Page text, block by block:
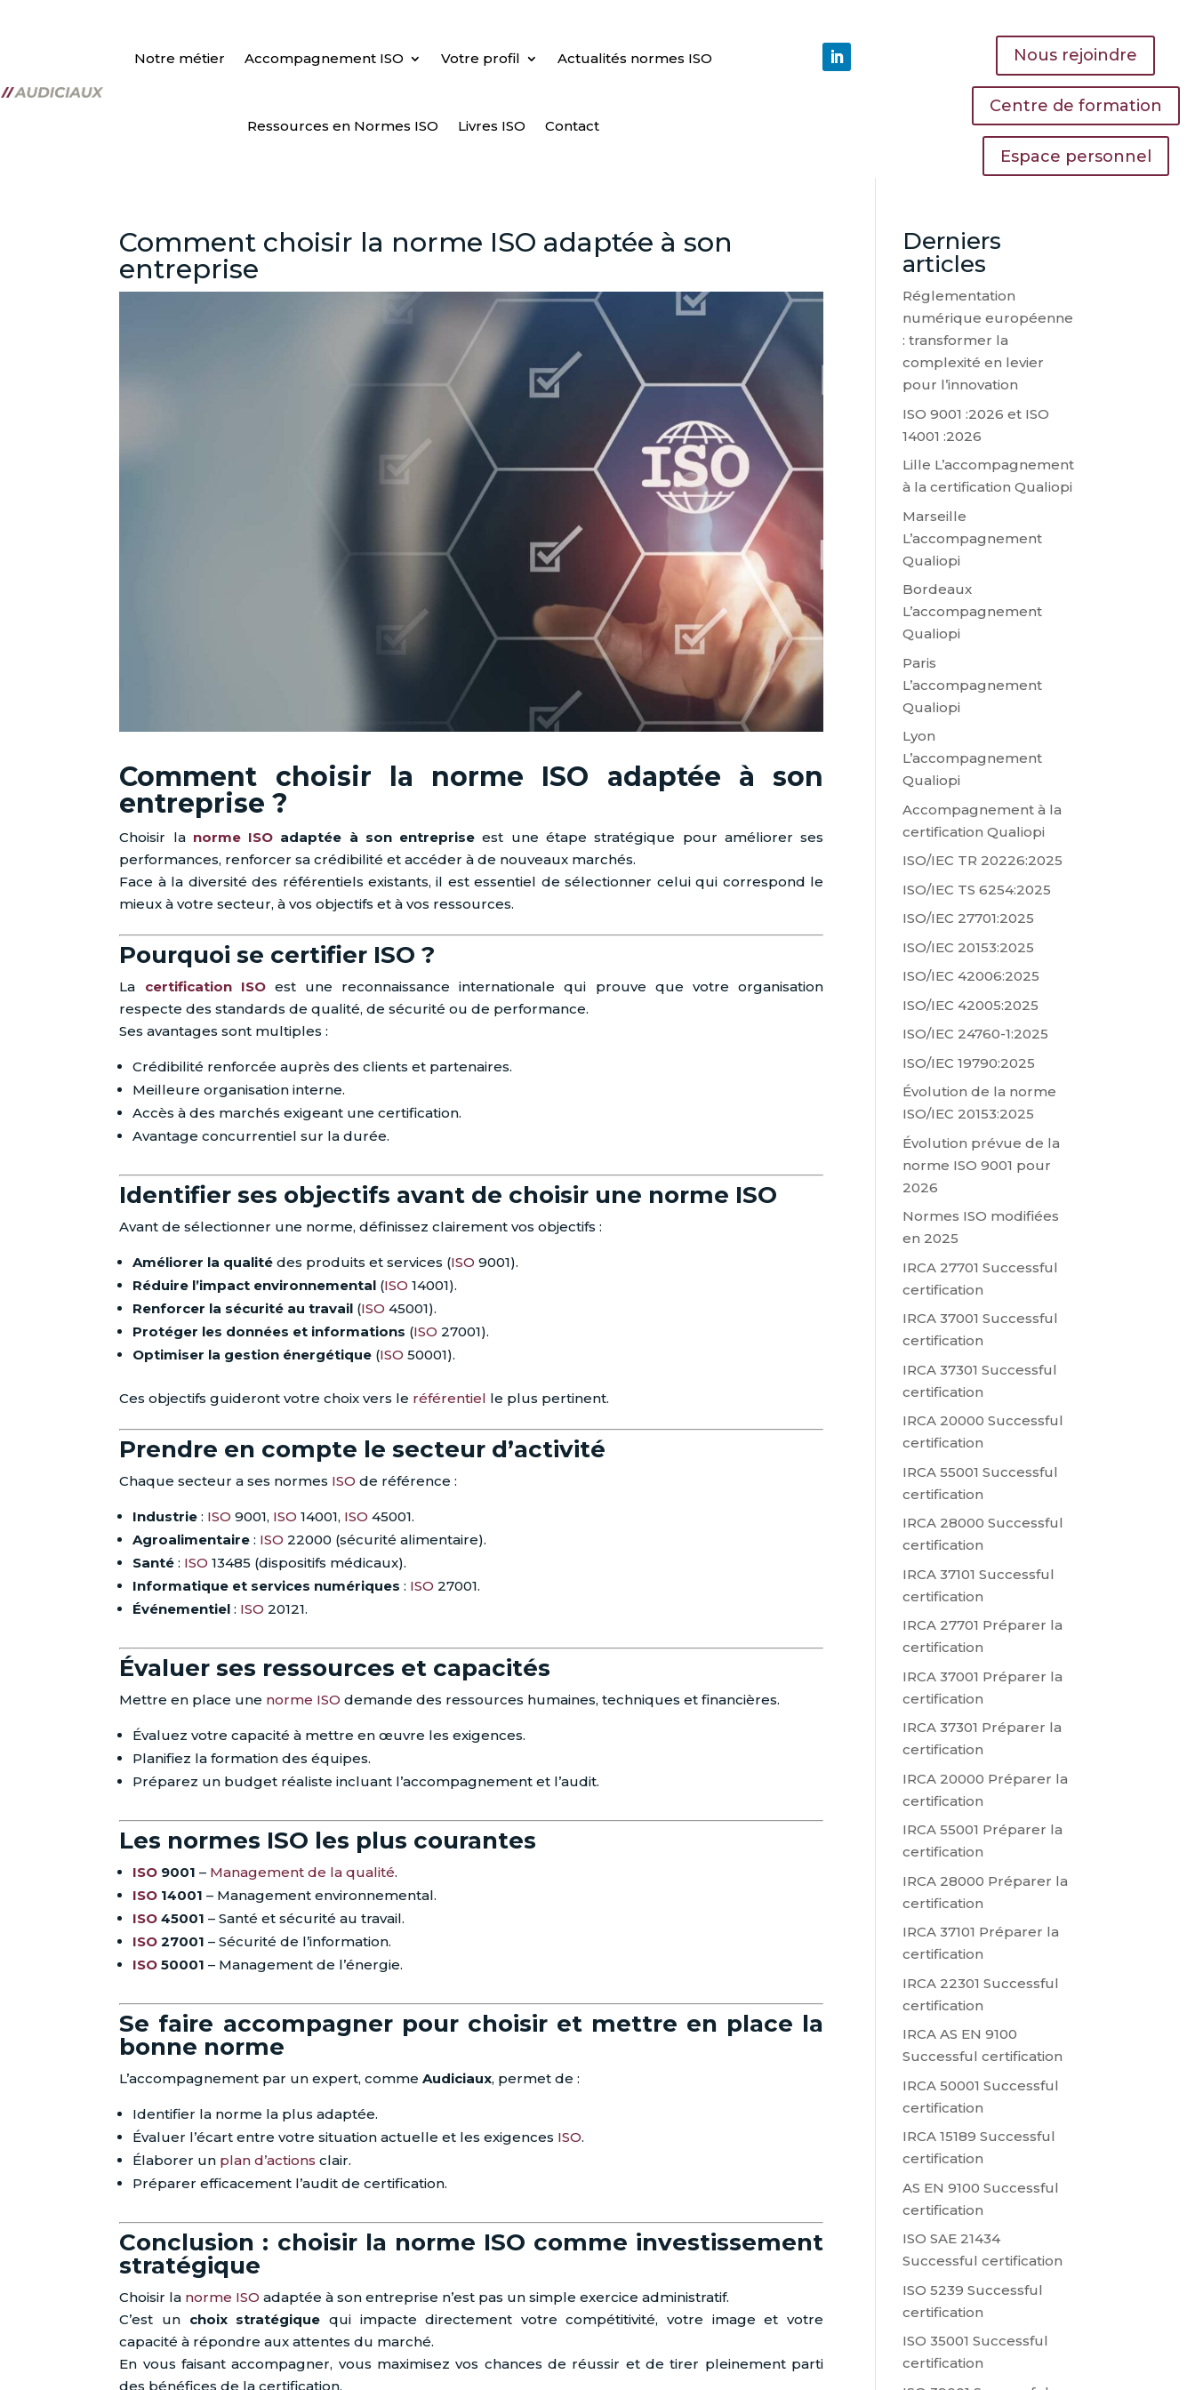
Notre métier Accompagnement ISO Votre profil Actualités normes ISO
Ressources en Normes ISO Livres ISO Contact
Nous rejoindre
Centre de formation
Espace personnel
Comment choisir la norme ISO adaptée à son
entreprise
Comment choisir la norme ISO adaptée à son
entreprise ?
Choisir la norme ISO adaptée à son entreprise est une étape stratégique pour améliorer ses
performances, renforcer sa crédibilité et accéder à de nouveaux marchés.
Face à la diversité des référentiels existants, il est essentiel de sélectionner celui qui correspond le
mieux à votre secteur, à vos objectifs et à vos ressources.
Pourquoi se certifier ISO ?
La certification ISOest une reconnaissance internationale qui prouve que votre organisation
respecte des standards de qualité, de sécurité ou de performance.
Ses avantages sont multiples :
Crédibilité renforcée auprès des clients et partenaires.
Meilleure organisation interne.
Accès à des marchés exigeant une certification.
Avantage concurrentiel sur la durée.
Identifier ses objectifs avant de choisir une norme ISO
Avant de sélectionner une norme, définissez clairement vos objectifs :
Améliorer la qualité des produits et services (ISO 9001).
Réduire l’impact environnemental (ISO 14001).
Renforcer la sécurité au travail (ISO 45001).
Protéger les données et informations (ISO 27001).
Optimiser la gestion énergétique (ISO 50001).
Ces objectifs guideront votre choix vers le référentiel le plus pertinent.
Prendre en compte le secteur d’activité
Chaque secteur a ses normes ISO de référence :
Industrie : ISO 9001, ISO 14001, ISO 45001.
Agroalimentaire : ISO 22000 (sécurité alimentaire).
Santé : ISO 13485 (dispositifs médicaux).
Informatique et services numériques : ISO 27001.
Événementiel : ISO 20121.
Évaluer ses ressources et capacités
Mettre en place une norme ISO demande des ressources humaines, techniques et financières.
Évaluez votre capacité à mettre en œuvre les exigences.
Planifiez la formation des équipes.
Préparez un budget réaliste incluant l’accompagnement et l’audit.
Les normes ISO les plus courantes
ISO 9001 – Management de la qualité.
ISO 14001 – Management environnemental.
ISO 45001 – Santé et sécurité au travail.
ISO 27001 – Sécurité de l’information.
ISO 50001 – Management de l’énergie.
Se faire accompagner pour choisir et mettre en place la
bonne norme
L’accompagnement par un expert, commeAudiciaux, permet de :
Identifier la norme la plus adaptée.
Évaluer l’écart entre votre situation actuelle et les exigences ISO.
Élaborer un plan d’actions clair.
Préparer efficacement l’audit de certification.
Conclusion : choisir la norme ISO comme investissement
stratégique
Choisir la norme ISO adaptée à son entreprise n’est pas un simple exercice administratif.
C’est un choix stratégique qui impacte directement votre compétitivité, votre image et votre
capacité à répondre aux attentes du marché.
En vous faisant accompagner, vous maximisez vos chances de réussir et de tirer pleinement parti
des bénéfices de la certification.
Derniers
articles
Réglementation
numérique européenne
: transformer la
complexité en levier
pour l’innovation
ISO 9001 :2026 et ISO
14001 :2026
Lille L’accompagnement
à la certification Qualiopi
Marseille
L’accompagnement
Qualiopi
Bordeaux
L’accompagnement
Qualiopi
Paris
L’accompagnement
Qualiopi
Lyon
L’accompagnement
Qualiopi
Accompagnement à la
certification Qualiopi
ISO/IEC TR 20226:2025
ISO/IEC TS 6254:2025
ISO/IEC 27701:2025
ISO/IEC 20153:2025
ISO/IEC 42006:2025
ISO/IEC 42005:2025
ISO/IEC 24760-1:2025
ISO/IEC 19790:2025
Évolution de la norme
ISO/IEC 20153:2025
Évolution prévue de la
norme ISO 9001 pour
2026
Normes ISO modifiées
en 2025
IRCA 27701 Successful
certification
IRCA 37001 Successful
certification
IRCA 37301 Successful
certification
IRCA 20000 Successful
certification
IRCA 55001 Successful
certification
IRCA 28000 Successful
certification
IRCA 37101 Successful
certification
IRCA 27701 Préparer la
certification
IRCA 37001 Préparer la
certification
IRCA 37301 Préparer la
certification
IRCA 20000 Préparer la
certification
IRCA 55001 Préparer la
certification
IRCA 28000 Préparer la
certification
IRCA 37101 Préparer la
certification
IRCA 22301 Successful
certification
IRCA AS EN 9100
Successful certification
IRCA 50001 Successful
certification
IRCA 15189 Successful
certification
AS EN 9100 Successful
certification
ISO SAE 21434
Successful certification
ISO 5239 Successful
certification
ISO 35001 Successful
certification